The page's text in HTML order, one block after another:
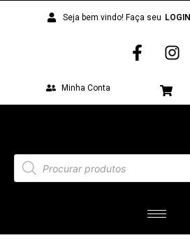
Seja bem vindo! Faça seu LOGIN
Minha Conta